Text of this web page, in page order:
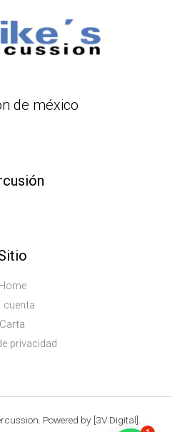
de méxico
Home
cuenta
Carta
privacidad
Powered by [3V Digital].